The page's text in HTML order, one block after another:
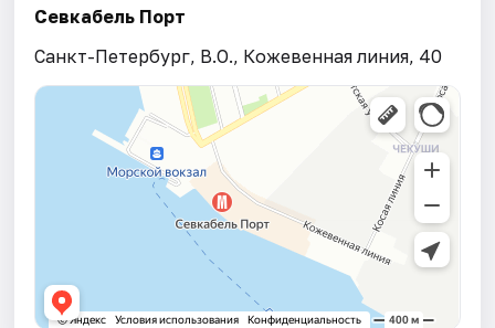
Севкабель Порт
Санкт-Петербург, В.О., Кожевенная линия, 40